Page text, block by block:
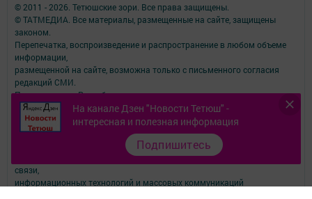
На канале Дзен "Новости Тетюш" -
интересная и полезная информация
Подпишитесь
© 2011 - 2026. Тетюшские зори. Все права защищены.
© ТАТМЕДИА. Все материалы, размещенные на сайте, защищены
законом.
Перепечатка, воспроизведение и распространение в любом объеме
информации,
размещенной на сайте, возможна только с письменного согласия
редакций СМИ.
При поддержке Республиканского агентства по печати и массовым
коммуникациям.
Наименование СМИ: Тетюшские зори
№ записи о регистрации СМИ, дата: серия Эл № ФС77-73780 от 28
СМИ зарегистрированно Федеральной службой по надзору в сфере
связи,
информационных технологий и массовых коммуникаций